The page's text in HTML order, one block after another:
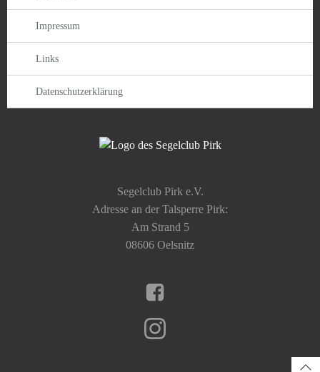
Segelclub Pirk e.V.
Adresse an der Talsperre Pirk:
Am Strand 5
08606 Oelsnitz
Impressum
Links
Datenschutzerklärung